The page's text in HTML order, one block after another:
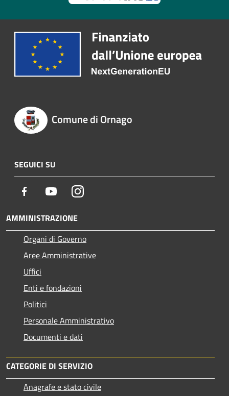
Comune di Ornago
SEGUICI SU
Facebook YoutubeInstagram
AMMINISTRAZIONE
Organi di Governo
Aree Amministrative
Uffici
Enti e fondazioni
Politici
Personale Amministrativo
Documenti e dati
CATEGORIE DI SERVIZIO
Anagrafe e stato civile